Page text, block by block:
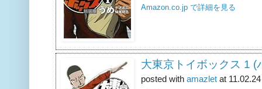
Amazon.co.jp で詳細を見る
大東京トイボックス 1 (
posted with amazlet at 11.02.24